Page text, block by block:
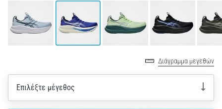
μία
φορά
πρόκειται
για
ερασιτέχνη
Διάγραμμα μεγεθών
Επιλέξτε μέγεθος